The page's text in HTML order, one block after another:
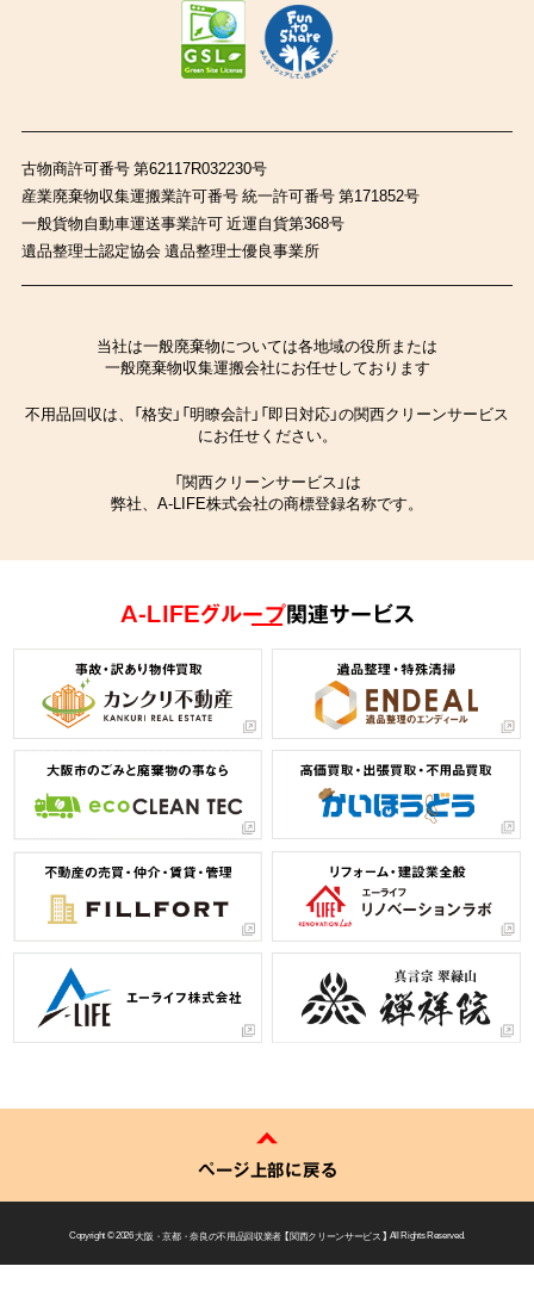
古物商許可番号 第62117R032230号
産業廃棄物収集運搬業許可番号 統一許可番号 第171852号
一般貨物自動車運送事業許可 近運自貨第368号
遺品整理士認定協会 遺品整理士優良事業所
当社は一般廃棄物については各地域の役所または
一般廃棄物収集運搬会社にお任せしております
不用品回収は、「格安」「明瞭会計」「即日対応」の関西クリーンサービス
にお任せください。
「関西クリーンサービス」は
弊社、A-LIFE株式会社の商標登録名称です。
A-LIFEグループ関連サービス
ページ上部に戻る
Copyright © 2026大阪・京都・奈良の不用品回収業者 【 関西クリーンサービス 】 All Rights Reserved.